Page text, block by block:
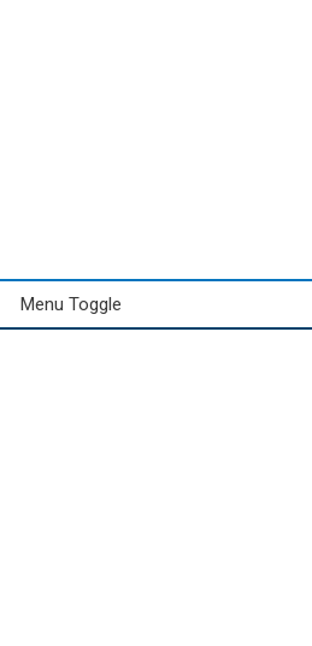
Menu Toggle